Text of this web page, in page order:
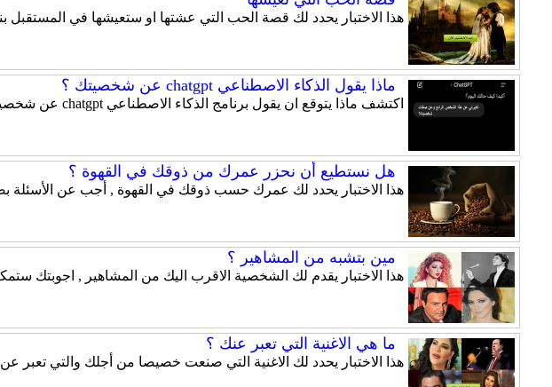
هذا الاختبار يحدد لك قصة الحب التي عشتها او ستعيشها في
ماذا يقول الذكاء الاصطناعي chatgpt عن شخصيتك ؟
اكتشف ماذا يتوقع ان يقول برنامج الذكاء الاصطناعي chatgpt عن شخصيتك المثيرة في هذا الاختبار.
هل نستطيع أن نحزر عمرك من ذوقك في القهوة ؟
هذا الاختبار يحدد لك عمرك حسب ذوقك في القهوة , أجب عن الأسئلة
مين بتشبه من المشاهير ؟
هذا الاختبار يقدم لك الشخصية الاقرب اليك من المشاهير , اجوبتك
ما هي الاغنية التي تعبر عنك ؟
هذا الاختبار يحدد لك الاغنية التي صنعت خصيصا من أجلك والتي